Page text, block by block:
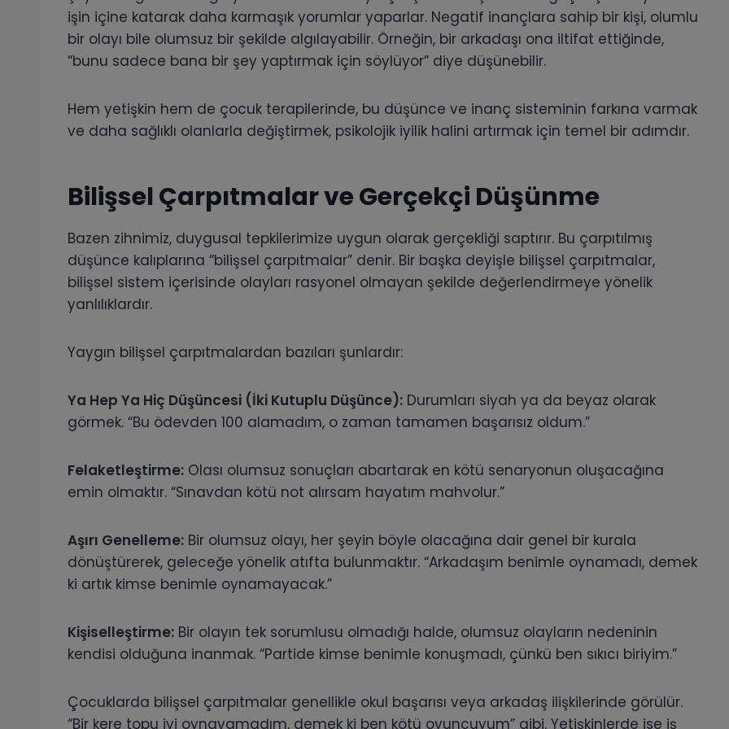
işin içine katarak daha karmaşık yorumlar yaparlar. Negatif inançlara sahip bir kişi, olumlu
bir olayı bile olumsuz bir şekilde algılayabilir. Örneğin, bir arkadaşı ona iltifat ettiğinde,
“bunu sadece bana bir şey yaptırmak için söylüyor” diye düşünebilir.
Hem yetişkin hem de çocuk terapilerinde, bu düşünce ve inanç sisteminin farkına varmak
ve daha sağlıklı olanlarla değiştirmek, psikolojik iyilik halini artırmak için temel bir adımdır.
Bilişsel Çarpıtmalar ve Gerçekçi Düşünme
Bazen zihnimiz, duygusal tepkilerimize uygun olarak gerçekliği saptırır. Bu çarpıtılmış
düşünce kalıplarına “bilişsel çarpıtmalar” denir. Bir başka deyişle bilişsel çarpıtmalar,
bilişsel sistem içerisinde olayları rasyonel olmayan şekilde değerlendirmeye yönelik
yanlılıklardır.
Yaygın bilişsel çarpıtmalardan bazıları şunlardır:
Ya Hep Ya Hiç Düşüncesi (İki Kutuplu Düşünce): Durumları siyah ya da beyaz olarak
görmek. “Bu ödevden 100 alamadım, o zaman tamamen başarısız oldum.”
Felaketleştirme: Olası olumsuz sonuçları abartarak en kötü senaryonun oluşacağına
emin olmaktır. “Sınavdan kötü not alırsam hayatım mahvolur.”
Aşırı Genelleme: Bir olumsuz olayı, her şeyin böyle olacağına dair genel bir kurala
dönüştürerek, geleceğe yönelik atıfta bulunmaktır. “Arkadaşım benimle oynamadı, demek
ki artık kimse benimle oynamayacak.”
Kişiselleştirme: Bir olayın tek sorumlusu olmadığı halde, olumsuz olayların nedeninin
kendisi olduğuna inanmak. “Partide kimse benimle konuşmadı, çünkü ben sıkıcı biriyim.”
Çocuklarda bilişsel çarpıtmalar genellikle okul başarısı veya arkadaş ilişkilerinde görülür.
“Bir kere topu iyi oynayamadım, demek ki ben kötü oyuncuyum” gibi. Yetişkinlerde ise iş